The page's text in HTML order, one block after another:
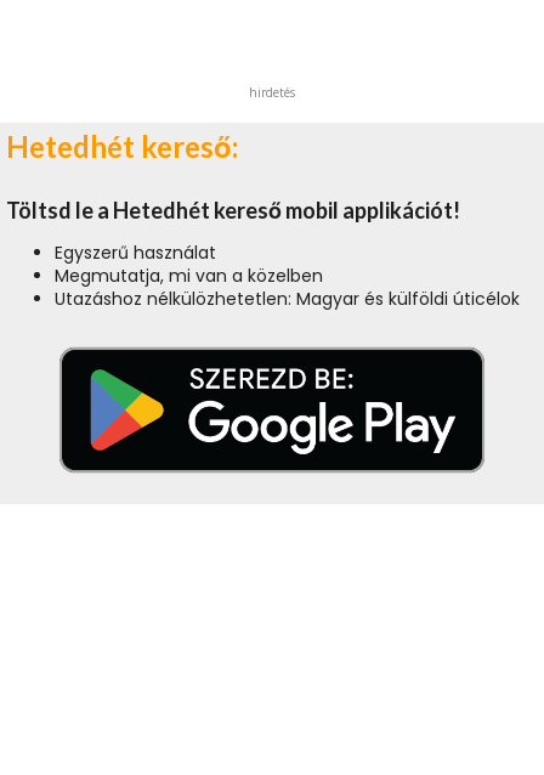
hirdetés
Hetedhét kereső:
Töltsd le a Hetedhét kereső mobil applikációt!
Egyszerű használat
Megmutatja, mi van a közelben
Utazáshoz nélkülözhetetlen: Magyar és külföldi úticélok